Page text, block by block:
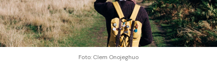
Foto: Clem Onojeghuo